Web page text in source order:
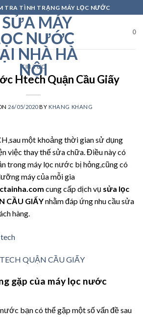
TRA TÌNH TRẠNG MÁY LỌC NƯỚC
0
TIN TỨC
Htech Quận Cầu Giấy
26/05/2020BY KHANG KHANG
một khoảng thời gian sử dụng
việc thay thế sửa chữa. Điều này có
trong máy lọc nước bị hỏng,cũng có
máy của mỗi gia
cung cấp dịch vụ sửa lọc
CẦU GIẤYnhằm đáp ứng nhu cầu sửa
hàng.
QUẬN CẦU GIẤY
gặp của máy lọc nước
bạn có thể gặp một số vấn đề sau